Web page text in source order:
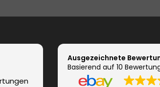
Ausgezeichnete
Basierend auf 10